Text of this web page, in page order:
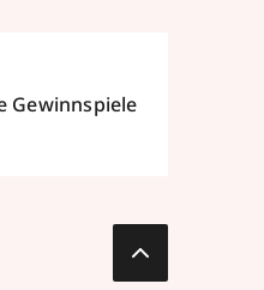
Gewinnspiele